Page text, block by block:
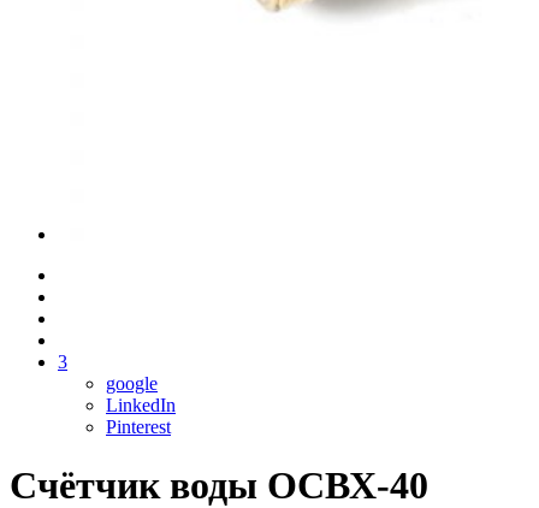
3
google
LinkedIn
Pinterest
Счётчик воды ОСВХ-40